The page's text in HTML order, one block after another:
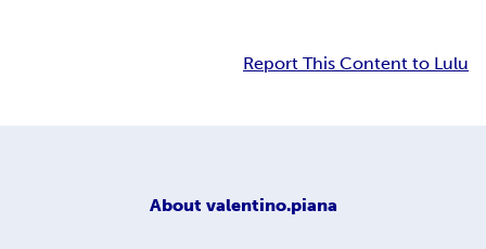
Report This Content to Lulu
About valentino.piana